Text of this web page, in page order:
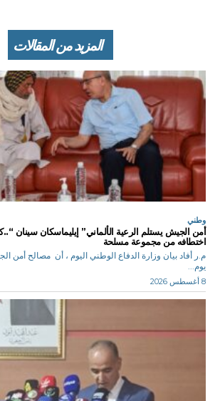
المزيد من المقالات
وطني
أمن الجيش يستلم الرعية الألماني” إيليماسكان سينان
اختطافه من مجموعة مسلحة
م.ر أفاد بيان وزارة الدفاع الوطني اليوم ، أن مصالح
يوم...
8 أغسطس 2026